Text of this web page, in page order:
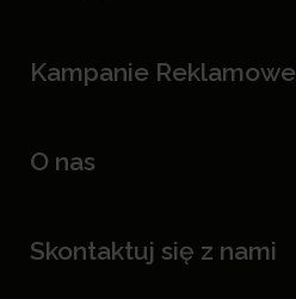
Kampanie Reklamowe
O nas
Skontaktuj się z nami